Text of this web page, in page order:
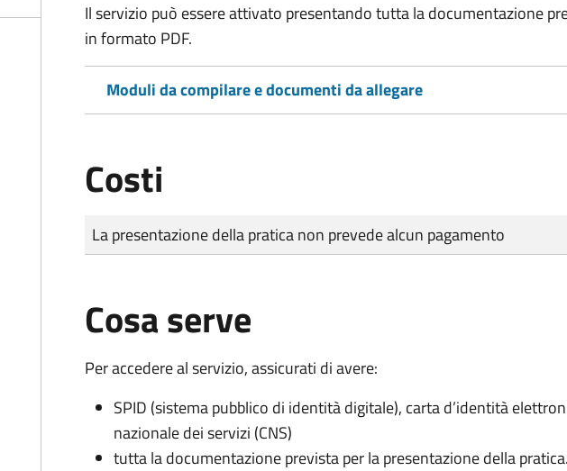
Il servizio può essere attivato presentando tutta la documentazione
in formato PDF.
Moduli da compilare e documenti da allegare
Costi
Tipo di pagamento
Importo
La presentazione della pratica non prevede alcun pagamento
Cosa serve
Per accedere al servizio, assicurati di avere:
SPID (sistema pubblico di identità digitale), carta d’identità
nazionale dei servizi (CNS)
tutta la documentazione prevista per la presentazione della pratica.